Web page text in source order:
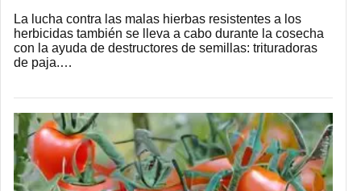
La lucha contra las malas hierbas resistentes a los
herbicidas también se lleva a cabo durante la cosecha
con la ayuda de destructores de semillas: trituradoras
de paja.…